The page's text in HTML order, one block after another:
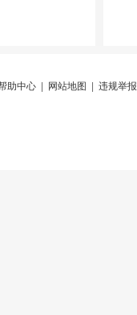
助中心 网站地图 违规举报